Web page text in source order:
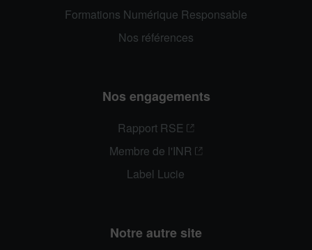
Formations Numérique Responsable
Nos références
Nos engagements
Rapport RSE
Membre de l'INR
Label Lucie
Notre autre site